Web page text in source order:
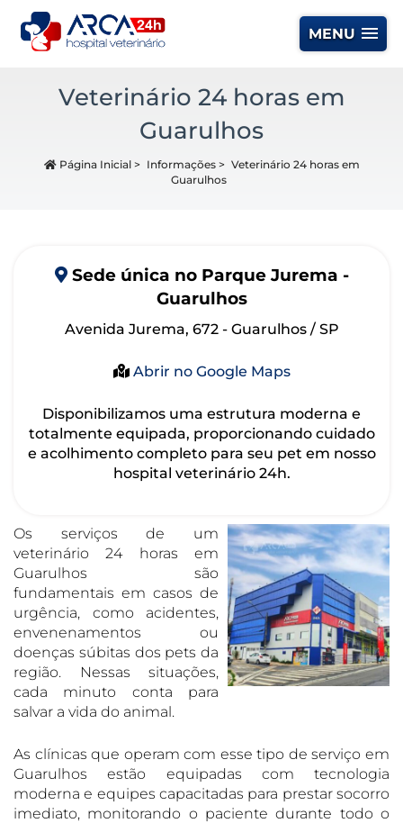
MENU
Veterinário 24 horas em
Guarulhos
Página Inicial> Informações> Veterinário 24 horas em
Guarulhos
Sede única no Parque Jurema -
Guarulhos
Avenida Jurema, 672 - Guarulhos / SP
Abrir no Google Maps
Disponibilizamos uma estrutura moderna e
totalmente equipada, proporcionando cuidado
e acolhimento completo para seu pet em nosso
hospital veterinário 24h.
Os serviços de um
veterinário 24 horas em
Guarulhos são
fundamentais em casos de
urgência, como acidentes,
envenenamentos ou
doenças súbitas dos pets da
região. Nessas situações,
cada minuto conta para
salvar a vida do animal.
As clínicas que operam com esse tipo de serviço em
Guarulhos estão equipadas com tecnologia
moderna e equipes capacitadas para prestar socorro
imediato, monitorando o paciente durante todo o